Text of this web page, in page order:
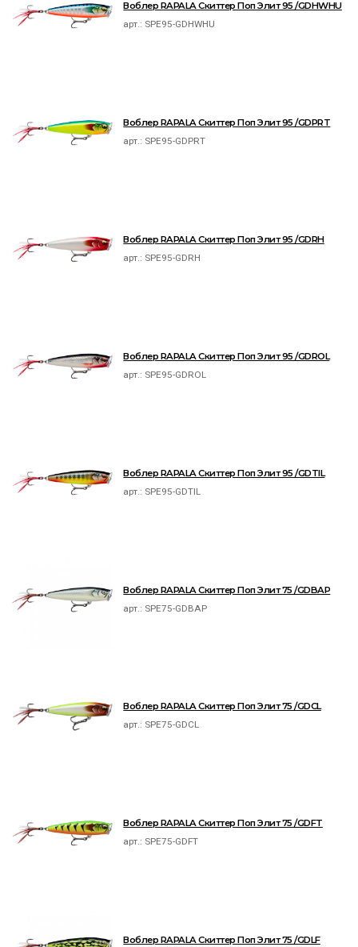
Воблер RAPALA Скиттер Поп Элит 95 /GDHWHU
арт.: SPE95-GDHWHU
Воблер RAPALA Скиттер Поп Элит 95 /GDPRT
арт.: SPE95-GDPRT
Воблер RAPALA Скиттер Поп Элит 95 /GDRH
арт.: SPE95-GDRH
Воблер RAPALA Скиттер Поп Элит 95 /GDROL
арт.: SPE95-GDROL
Воблер RAPALA Скиттер Поп Элит 95 /GDTIL
арт.: SPE95-GDTIL
Воблер RAPALA Скиттер Поп Элит 75 /GDBAP
арт.: SPE75-GDBAP
Воблер RAPALA Скиттер Поп Элит 75 /GDCL
арт.: SPE75-GDCL
Воблер RAPALA Скиттер Поп Элит 75 /GDFT
арт.: SPE75-GDFT
Воблер RAPALA Скиттер Поп Элит 75 /GDLF